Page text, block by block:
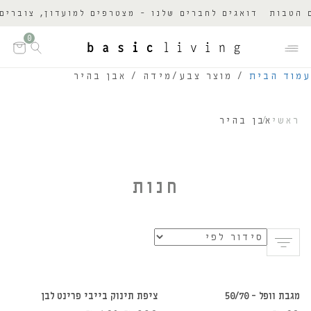
דואגים לחברים שלנו - מצטרפים למועדון, צוברים
0
עמוד הבית / מוצר צבע/מידה / אבן בהיר
ראשיאבן בהיר
חנות
מגבת וופל – 50/70
30%
ציפת תינוק בייבי פרינט לבן